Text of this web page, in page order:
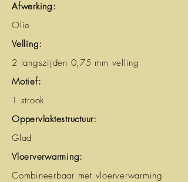
Afwerking:
Olie
Velling:
2 langszijden 0,75 mm velling
Motief:
1 strook
Oppervlaktestructuur:
Glad
Vloerverwarming:
Combineerbaar met vloerverwarming